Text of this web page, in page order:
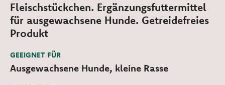
Fleischstückchen. Ergänzungsfuttermittel
für ausgewachsene Hunde. Getreidefreies
Produkt
GEEIGNET FÜR
Ausgewachsene Hunde, kleine Rasse